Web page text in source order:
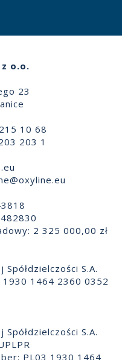
o.o.
23
10 68
203 1
2 325 000,00 zł
Spółdzielczości S.A.
1930 1464 2360 0352
Spółdzielczości S.A.
PL03 1930 1464